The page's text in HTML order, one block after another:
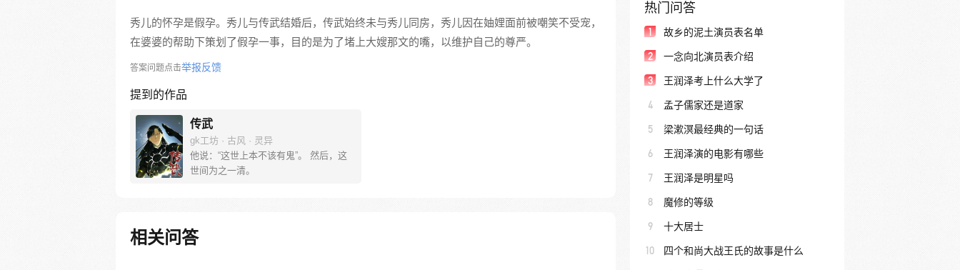
秀儿的怀孕是假孕。秀儿与传武结婚后，传武始终未与秀儿同房，秀儿因在妯娌面前被嘲笑不受宠，
在婆婆的帮助下策划了假孕一事，目的是为了堵上大嫂那文的嘴，以维护自己的尊严。
答案问题点击举报反馈
提到的作品
传武
gk工坊 · 古风 · 灵异
他说：“这世上本不该有鬼”。 然后，这
世间为之一清。
相关问答
热门问答
1 故乡的泥土演员表名单
2 一念向北演员表介绍
3 王润泽考上什么大学了
4 孟子儒家还是道家
5 梁漱溟最经典的一句话
6 王润泽演的电影有哪些
7 王润泽是明星吗
8 魔修的等级
9 十大居士
10 四个和尚大战王氏的故事是什么